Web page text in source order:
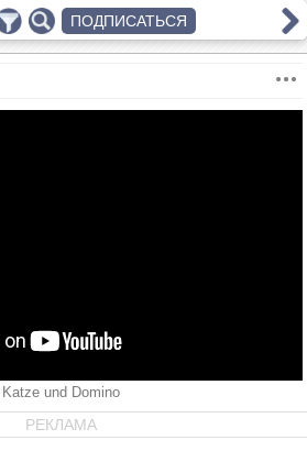
Katze und Domino
РЕКЛАМА
ПОДПИСАТЬСЯ